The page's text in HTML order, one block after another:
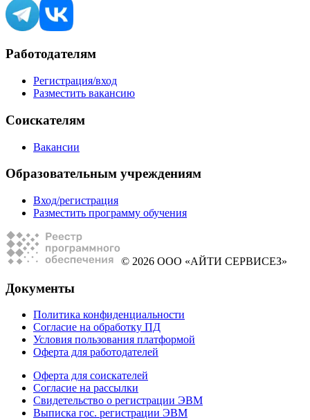
Работодателям
Регистрация/вход
Разместить вакансию
Соискателям
Вакансии
Образовательным учреждениям
Вход/регистрация
Разместить программу обучения
© 2026 ООО «АЙТИ СЕРВИСЕЗ»
Документы
Политика конфиденциальности
Согласие на обработку ПД
Условия пользования платформой
Оферта для работодателей
Оферта для соискателей
Согласие на рассылки
Свидетельство о регистрации ЭВМ
Выписка гос. регистрации ЭВМ